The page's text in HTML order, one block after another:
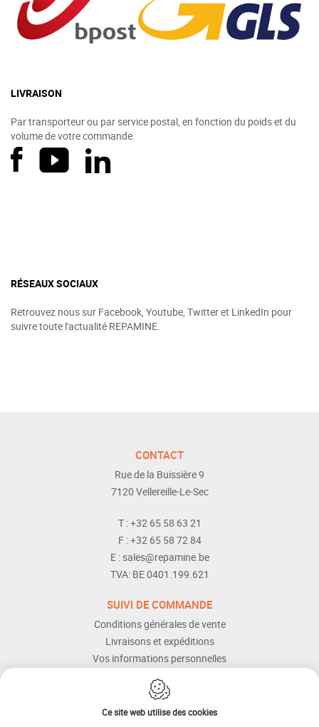
LIVRAISON
Par transporteur ou par service postal, en fonction du poids et du
volume de votre commande.
RÉSEAUX SOCIAUX
Retrouvez nous sur Facebook, Youtube, Twitter et LinkedIn pour
suivre toute l'actualité REPAMINE.
CONTACT
Rue de la Buissière 9
7120 Vellereille-Le-Sec
T :+32 65 58 63 21
F :+32 65 58 72 84
E :sales@repamine.be
TVA: BE 0401.199.621
SUIVI DE COMMANDE
Conditions générales de vente
Livraisons et expéditions
Vos informations personnelles
Modes de paiement
Services Après-vente
Aide et assistance
Ce site web utilise des cookies